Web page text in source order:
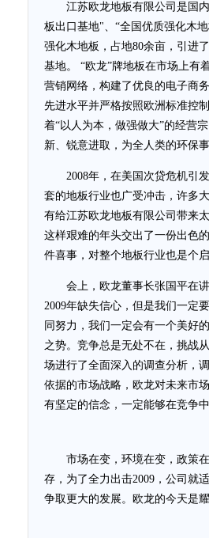
江苏欧龙地板有限公司是国内
板出口基地"、“全国优质强化木
强化木地板，占地80余亩，引进
基地。 “欧龙”牌地板在市场上有
营销网络，构建了优良的电子商
先进水平并严格按照欧洲标准控
着“以人为本，做强做大”的经营
新、锐意进取，为全人类的环保
2008年，在美国次贷危机引发
套的地板行业也广受冲击，许多
有给江苏欧龙地板有限公司带来
这样艰难的年头交出了一份出色
件喜事，对整个地板行业也是个启
会上，欧龙董事长张国平在讲
2009年缺失信心，但是我们一定
同努力，我们一定会有一个美好
之势。竞争总是无处不在，挑战
场进行了全面深入的调查分析，
依据的市场战略，欧龙对未来市
有坚定的信念，一定能够在竞争中
市场在变，环境在变，政策在
存，为了全力出击2009，公司就
争取更大的发展。欧龙的今天是